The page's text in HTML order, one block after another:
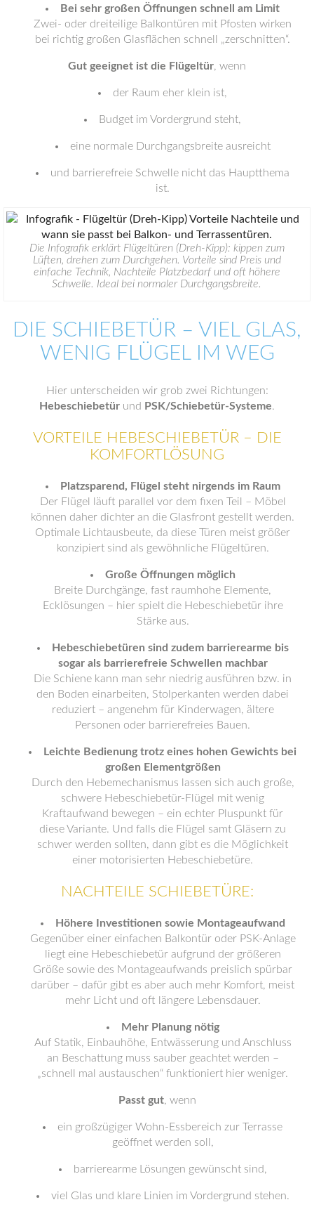
Bei sehr großen Öffnungen schnell am Limit
Zwei- oder dreiteilige Balkontüren mit Pfosten wirken
bei richtig großen Glasflächen schnell „zerschnitten“.
Gut geeignet ist die Flügeltür, wenn
der Raum eher klein ist,
Budget im Vordergrund steht,
eine normale Durchgangsbreite ausreicht
und barrierefreie Schwelle nicht das Hauptthema
ist.
Die Infografik erklärt Flügeltüren (Dreh-Kipp): kippen zum
Lüften, drehen zum Durchgehen. Vorteile sind Preis und
einfache Technik, Nachteile Platzbedarf und oft höhere
Schwelle. Ideal bei normaler Durchgangsbreite.
DIE SCHIEBETÜR – VIEL GLAS,
WENIG FLÜGEL IM WEG
Hier unterscheiden wir grob zwei Richtungen:
Hebeschiebetür und PSK/Schiebetür-Systeme.
VORTEILE HEBESCHIEBETÜR – DIE
KOMFORTLÖSUNG
Platzsparend, Flügel steht nirgends im Raum
Der Flügel läuft parallel vor dem fixen Teil – Möbel
können daher dichter an die Glasfront gestellt werden.
Optimale Lichtausbeute, da diese Türen meist größer
konzipiert sind als gewöhnliche Flügeltüren.
Große Öffnungen möglich
Breite Durchgänge, fast raumhohe Elemente,
Ecklösungen – hier spielt die Hebeschiebetür ihre
Stärke aus.
Hebeschiebetüren sind zudem barrierearme bis
sogar als barrierefreie Schwellen machbar
Die Schiene kann man sehr niedrig ausführen bzw. in
den Boden einarbeiten, Stolperkanten werden dabei
reduziert – angenehm für Kinderwagen, ältere
Personen oder barrierefreies Bauen.
Leichte Bedienung trotz eines hohen Gewichts bei
großen Elementgrößen
Durch den Hebemechanismus lassen sich auch große,
schwere Hebeschiebetür-Flügel mit wenig
Kraftaufwand bewegen – ein echter Pluspunkt für
diese Variante. Und falls die Flügel samt Gläsern zu
schwer werden sollten, dann gibt es die Möglichkeit
einer motorisierten Hebeschiebetüre.
NACHTEILE SCHIEBETÜRE:
Höhere Investitionen sowie Montageaufwand
Gegenüber einer einfachen Balkontür oder PSK-Anlage
liegt eine Hebeschiebetür aufgrund der größeren
Größe sowie des Montageaufwands preislich spürbar
darüber – dafür gibt es aber auch mehr Komfort, meist
mehr Licht und oft längere Lebensdauer.
Mehr Planung nötig
Auf Statik, Einbauhöhe, Entwässerung und Anschluss
an Beschattung muss sauber geachtet werden –
„schnell mal austauschen“ funktioniert hier weniger.
Passt gut, wenn
ein großzügiger Wohn-Essbereich zur Terrasse
geöffnet werden soll,
barrierearme Lösungen gewünscht sind,
viel Glas und klare Linien im Vordergrund stehen.